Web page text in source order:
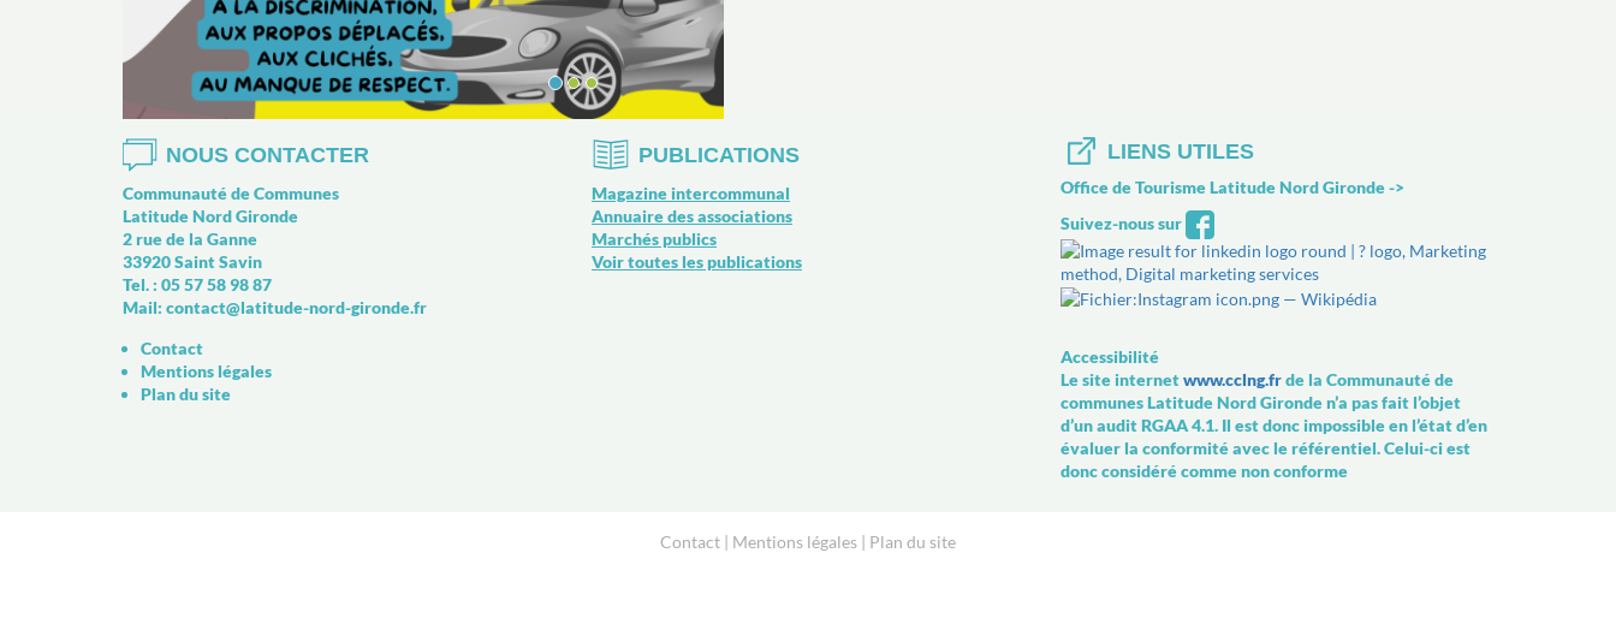
NOUS CONTACTER
Communauté de Communes
Latitude Nord Gironde
2 rue de la Ganne
33920 Saint Savin
Tel. : 05 57 58 98 87
Mail: contact@latitude-nord-gironde.fr
Contact
Mentions légales
Plan du site
PUBLICATIONS
Magazine intercommunal
Annuaire des associations
Marchés publics
Voir toutes les publications
LIENS UTILES
Office de Tourisme Latitude Nord Gironde->
Suivez-nous sur
Accessibilité
Le site internetwww.cclng.frde la Communauté de
communes Latitude Nord Gironde n’a pas fait l’objet
d’un audit RGAA 4.1. Il est donc impossible en l’état d’en
évaluer la conformité avec le référentiel. Celui-ci est
donc considéré comme non conforme
Contact Mentions légales Plan du site